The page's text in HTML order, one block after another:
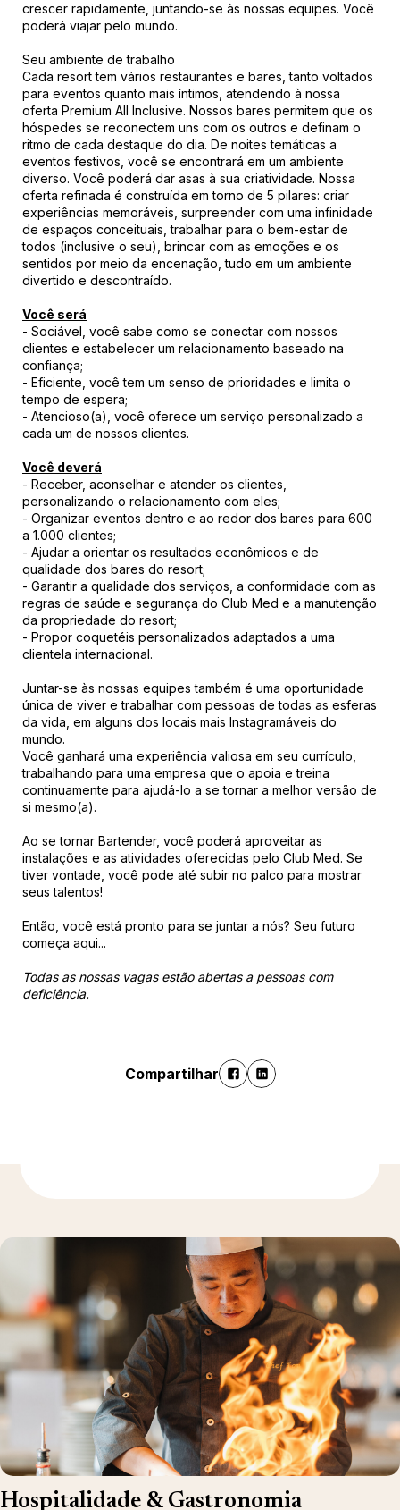
crescer rapidamente, juntando-se às nossas equipes. Você
poderá viajar pelo mundo.
Seu ambiente de trabalho
Cada resort tem vários restaurantes e bares, tanto voltados
para eventos quanto mais íntimos, atendendo à nossa
oferta Premium All Inclusive. Nossos bares permitem que os
hóspedes se reconectem uns com os outros e definam o
ritmo de cada destaque do dia. De noites temáticas a
eventos festivos, você se encontrará em um ambiente
diverso. Você poderá dar asas à sua criatividade. Nossa
oferta refinada é construída em torno de 5 pilares: criar
experiências memoráveis, surpreender com uma infinidade
de espaços conceituais, trabalhar para o bem-estar de
todos (inclusive o seu), brincar com as emoções e os
sentidos por meio da encenação, tudo em um ambiente
divertido e descontraído.
Você será
- Sociável, você sabe como se conectar com nossos
clientes e estabelecer um relacionamento baseado na
confiança;
- Eficiente, você tem um senso de prioridades e limita o
tempo de espera;
- Atencioso(a), você oferece um serviço personalizado a
cada um de nossos clientes.
Você deverá
- Receber, aconselhar e atender os clientes,
personalizando o relacionamento com eles;
- Organizar eventos dentro e ao redor dos bares para 600
a 1.000 clientes;
- Ajudar a orientar os resultados econômicos e de
qualidade dos bares do resort;
- Garantir a qualidade dos serviços, a conformidade com as
regras de saúde e segurança do Club Med e a manutenção
da propriedade do resort;
- Propor coquetéis personalizados adaptados a uma
clientela internacional.
Juntar-se às nossas equipes também é uma oportunidade
única de viver e trabalhar com pessoas de todas as esferas
da vida, em alguns dos locais mais Instagramáveis do
mundo.
Você ganhará uma experiência valiosa em seu currículo,
trabalhando para uma empresa que o apoia e treina
continuamente para ajudá-lo a se tornar a melhor versão de
si mesmo(a).
Ao se tornar Bartender, você poderá aproveitar as
instalações e as atividades oferecidas pelo Club Med. Se
tiver vontade, você pode até subir no palco para mostrar
seus talentos!
Então, você está pronto para se juntar a nós? Seu futuro
começa aqui...
Todas as nossas vagas estão abertas a pessoas com
deficiência.
Compartilhar
Hospitalidade & Gastronomia